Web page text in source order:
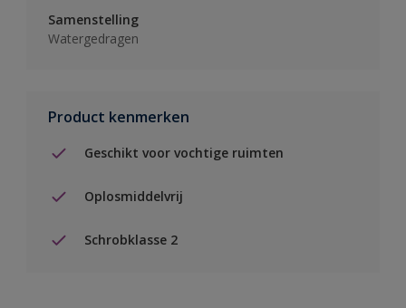
Samenstelling
Watergedragen
Product kenmerken
Geschikt voor vochtige ruimten
Oplosmiddelvrij
Schrobklasse 2